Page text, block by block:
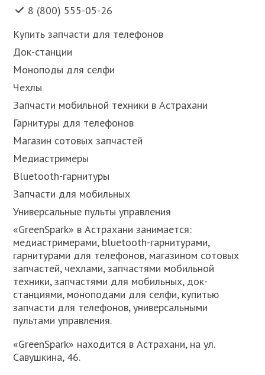
8 (800) 555-05-26
Купить запчасти для телефонов
Док-станции
Моноподы для селфи
Чехлы
Запчасти мобильной техники в Астрахани
Гарнитуры для телефонов
Магазин сотовых запчастей
Медиастримеры
Bluetooth-гарнитуры
Запчасти для мобильных
Универсальные пульты управления
«GreenSpark» в Астрахани занимается:
медиастримерами, bluetooth-гарнитурами,
гарнитурами для телефонов, магазином сотовых
запчастей, чехлами, запчастями мобильной
техники, запчастями для мобильных, док-
станциями, моноподами для селфи, купитью
запчасти для телефонов, универсальными
пультами управления.
«GreenSpark» находится в Астрахани, на ул.
Савушкина, 46.